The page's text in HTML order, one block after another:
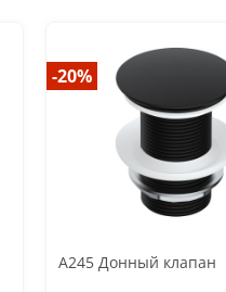
-20%
A245 Донный клапан